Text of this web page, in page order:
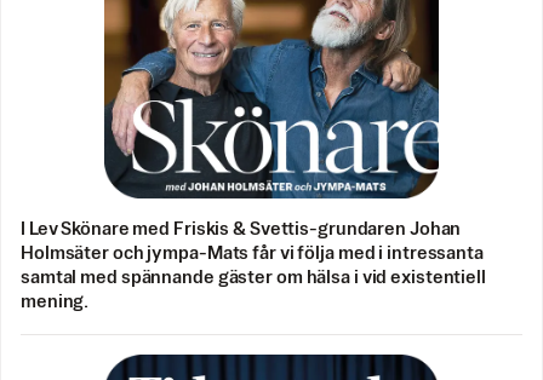
I Lev Skönare med Friskis & Svettis-grundaren Johan
Holmsäter och jympa-Mats får vi följa med i intressanta
samtal med spännande gäster om hälsa i vid existentiell
mening.